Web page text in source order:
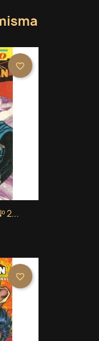
2...
favorite_border
favorite_border